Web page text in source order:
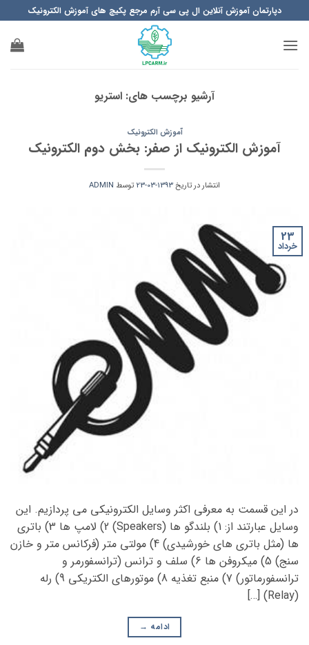
to
content
دپارتمان آموزش آنلاین ال پی سی آرم مرجع پکیچ های آموزش الکترونیک
آرشیو برچسب های: استریو
آموزش الکترونیک
آموزش الکترونیک از صفر: بخش دوم الکترونیک
انتشار در تاریخ1393-03-23 توسط ADMIN
23
خرداد
در این قسمت به معرفی اکثر وسایل الکترونیکی می پردازیم. این
وسایل عبارتند از: 1) بلندگو ها (Speakers) 2) لامپ ها 3) باتری
ها (مثل باتری های خورشیدی) 4) مولتی متر (فرکانس متر و خازن
سنج) 5) میکروفن ها 6) سلف و ترانس (ترانسفورمر و
ترانسفورماتور) 7) منبع تغذیه 8) موتورهای الکتریکی 9) رله
(Relay) […]
ادامه →